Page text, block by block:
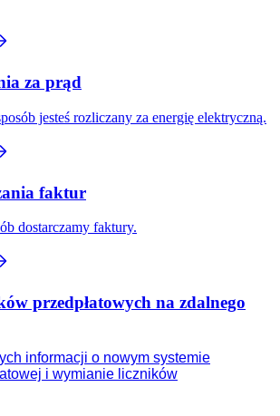
za prąd
jesteś rozliczany za energię elektryczną.
faktur
dostarczamy faktury.
przedpłatowych na zdalnego
informacji o nowym systemie
i wymianie liczników